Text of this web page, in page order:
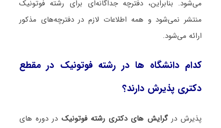
می‌شود. بنابراین، دفترچه جداگانه‌ای برای رشته فوتونیک
منتشر نمی‌شود و همه اطلاعات لازم در دفترچه‌های مذکور
ارائه می‌شود.
کدام دانشگاه ها در رشته فوتونیک در مقطع
دکتری پذیرش دارند؟
پذیرش درگرایش های دکتری رشته فوتونیک در دوره های